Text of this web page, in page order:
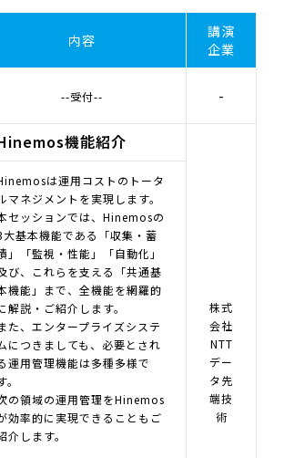
内容
講演
企業
--受付-- -
機能紹介
株式
会社
NTT
デー
タ先
端技
術
は運用コストのトータ
マネジメントを実現します。
セッションでは、Hinemosの
大基本機能である「収集・蓄
」「監視・性能」「自動化」
び、これらを支える「共通基
機能」まで、全機能を網羅的
解説・ご紹介します。
た、エンタープライズシステ
につきましても、必要とされ
運用管理機能は多種多様で
。
の領域の運用管理をHinemos
効率的に実現できることもご
介します。